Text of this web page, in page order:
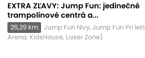
EXTRA ZĽAVY: Jump Fun: jedinečné
trampolínové centrá a...
26,29 km
Jump Fun Nivy, Jump Fun Pri
Arena, KidsHouse, Laser Zone)